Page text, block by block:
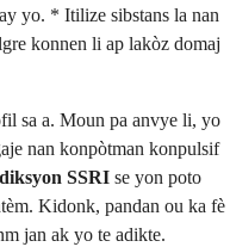
yo. * Itilize sibstans la nan
konnen li ap lakòz domaj
sa a. Moun pa anvye li, yo
nan konpòtman konpulsif
SSRI se yon poto
Kidonk, pandan ou ka fè
jan ak yo te adikte.